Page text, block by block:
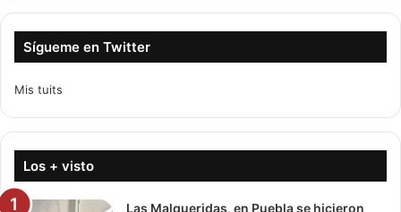
Sígueme en Twitter
Mis tuits
Los + visto
Las Malqueridas, en Puebla se hicieron